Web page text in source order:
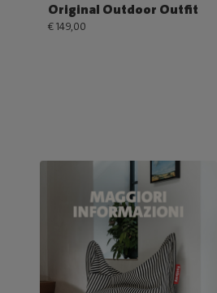
Original Outdoor Outfit
€ 149,00